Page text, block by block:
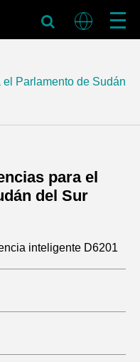
Parlamento de Sudán
para el
del Sur
inteligente D6201